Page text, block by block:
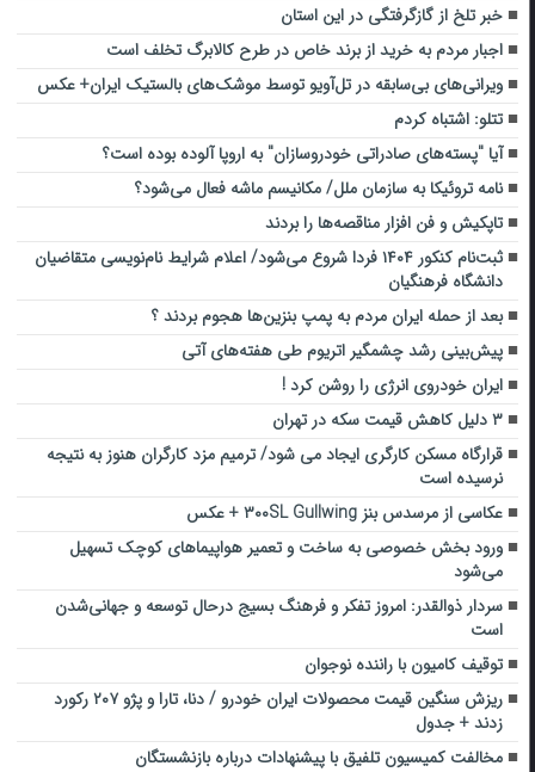
خبر تلخ از گازگرفتگی در این استان
اجبار مردم به خرید از برند خاص در طرح کالابرگ تخلف است
ویرانی‌های بی‌سابقه در تل‌آویو توسط موشک‌های بالستیک ایران+ عکس
تتلو: اشتباه کردم
آیا "پسته‌های صادراتی خودروسازان" به اروپا آلوده بوده است؟
نامه تروئیکا به سازمان ملل/ مکانیسم‌ ماشه‌ فعال می‌شود؟
تاپکیش و فن افزار مناقصه‌ها را بردند
ثبت‌نام کنکور ۱۴۰۴ فردا شروع می‌شود/ اعلام شرایط نام‌نویسی متقاضیان
دانشگاه فرهنگیان
بعد از حمله ایران مردم به پمپ بنزین‌ها هجوم بردند ؟
پیش‌بینی رشد چشمگیر اتریوم طی هفته‌های آتی
ایران خودروی انرژی را روشن کرد !
۳ دلیل کاهش قیمت سکه در تهران
قرارگاه مسکن کارگری ایجاد می شود/ ترمیم مزد کارگران هنوز به نتیجه
نرسیده است
عکاسی از مرسدس بنز ۳۰۰SL Gullwing + عکس
ورود بخش خصوصی به ساخت و تعمیر هواپیماهای کوچک تسهیل
می‌شود
سردار ذوالقدر: امروز تفکر و فرهنگ بسیج درحال‌ توسعه و جهانی‌شدن
است
توقیف کامیون با راننده نوجوان
ریزش سنگین قیمت محصولات ایران خودرو / دنا، تارا و پژو ۲۰۷ رکورد
زدند + جدول
مخالفت کمیسیون تلفیق با پیشنهادات درباره بازنشستگان